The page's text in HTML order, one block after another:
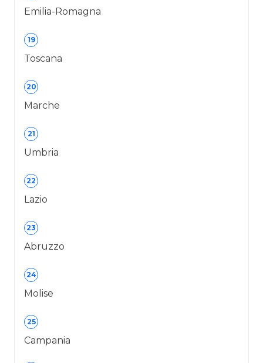
Emilia-Romagna
19
Toscana
20
Marche
21
Umbria
22
Lazio
23
Abruzzo
24
Molise
25
Campania